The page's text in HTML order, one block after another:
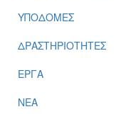
ΥΠΟΔΟΜΕΣ
ΔΡΑΣΤΗΡΙΟΤΗΤΕΣ
ΕΡΓΑ
ΝΕΑ